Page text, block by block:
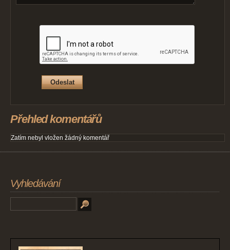
Přehled komentářů
Zatím nebyl vložen žádný komentář
Vyhledávání